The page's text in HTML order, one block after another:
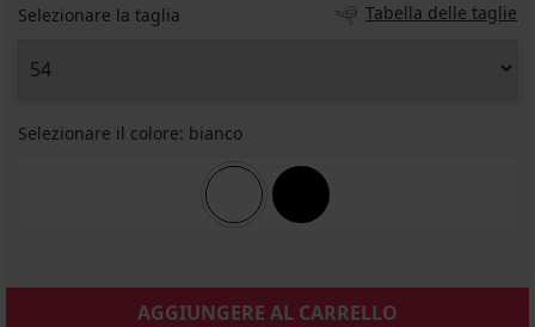
Selezionare la taglia Tabella delle taglie
Selezionare il colore: bianco
AGGIUNGERE AL CARRELLO